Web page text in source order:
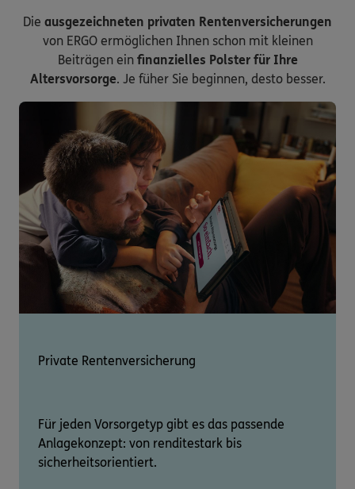
Die ausgezeichneten privaten Rentenversicherungen
von ERGO ermöglichen Ihnen schon mit kleinen
Beiträgen ein finanzielles Polster für Ihre
Altersvorsorge. Je füher Sie beginnen, desto besser.
Private Rentenversicherung
Für jeden Vorsorgetyp gibt es das passende
Anlagekonzept: von renditestark bis
sicherheitsorientiert.